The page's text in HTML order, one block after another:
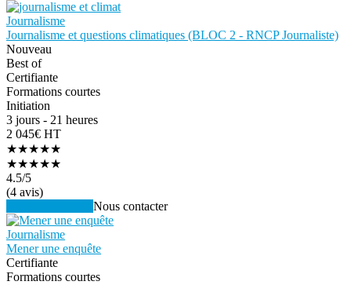
Journalisme
Journalisme et questions climatiques (BLOC 2 - RNCP Journaliste)
Nouveau
Best of
Certifiante
Formations courtes
Initiation
3 jours - 21 heures
2 045€ HT
★★★★★
★★★★★
4.5/5
(4 avis)
Nous contacter
Journalisme
Mener une enquête
Certifiante
Formations courtes